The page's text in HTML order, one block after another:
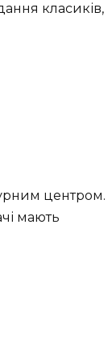
класиків,
центром.
мають